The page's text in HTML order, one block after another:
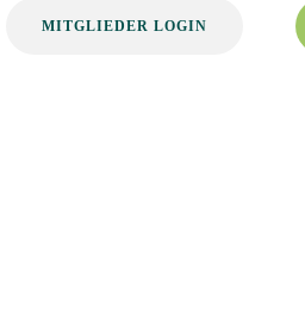
MITGLIEDER LOGIN